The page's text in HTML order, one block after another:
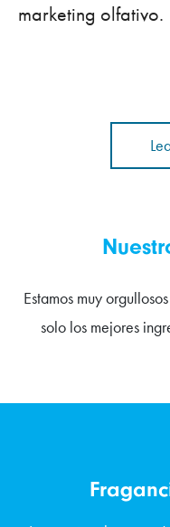
marketing olfativo.
Estamos muy
solo los mejores